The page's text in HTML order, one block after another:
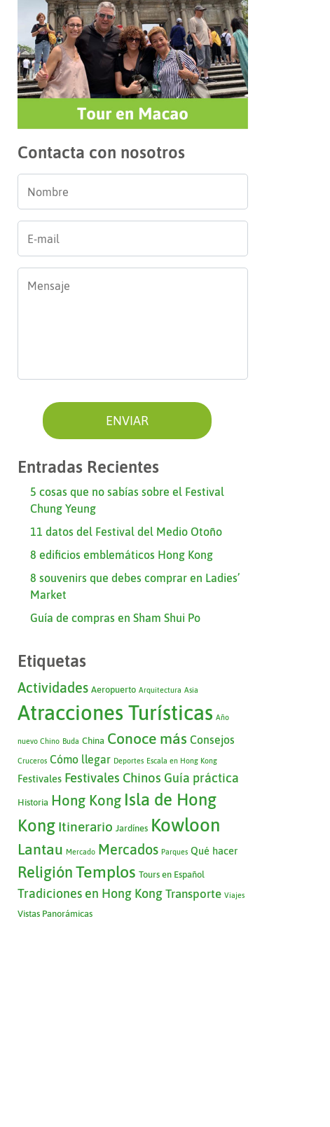
Contacta con nosotros
mail *
Entradas Recientes
5 cosas que no sabías sobre el Festival
Chung Yeung
11 datos del Festival del Medio Otoño
8 edificios emblemáticos Hong Kong
8 souvenirs que debes comprar en Ladies’
Market
Guía de compras en Sham Shui Po
Etiquetas
Actividades Aeropuerto Arquitectura Asia
Atracciones Turísticas Año
nuevo Chino Buda China Conoce más Consejos
Cruceros Cómo llegar Deportes Escala en Hong Kong
Festivales Festivales Chinos Guía práctica
Historia Hong Kong Isla de Hong
Kong Itinerario Jardínes Kowloon
Lantau Mercado Mercados Parques Qué hacer
Religión Templos Tours en Español
Tradiciones en Hong Kong Transporte Viajes
Vistas Panorámicas